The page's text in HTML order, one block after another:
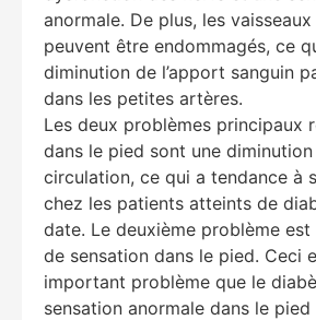
anormale. De plus, les
peuvent être endommagés, ce
diminution de l’apport sanguin
dans les petites artères.
Les deux problèmes principaux
dans le pied sont une
circulation, ce qui a tendance à
chez les patients atteints de
date. Le deuxième problème
de sensation dans le pied. Ceci
important problème que le
sensation anormale dans le
Education Al
Hello! How can I assist you today?